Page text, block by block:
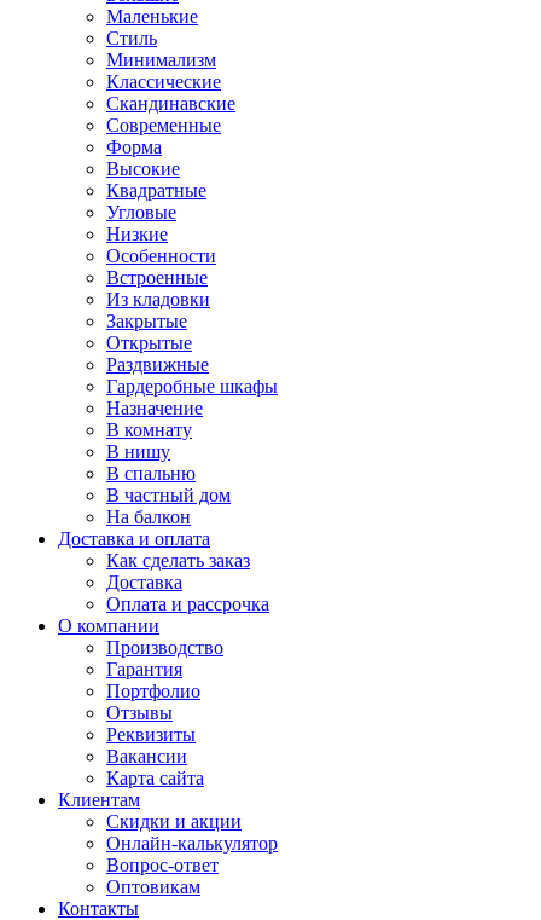
Маленькие
Стиль
Минимализм
Классические
Скандинавские
Современные
Форма
Высокие
Квадратные
Угловые
Низкие
Особенности
Встроенные
Из кладовки
Закрытые
Открытые
Раздвижные
Гардеробные шкафы
Назначение
В комнату
В нишу
В спальню
В частный дом
На балкон
Доставка и оплата
Как сделать заказ
Доставка
Оплата и рассрочка
О компании
Производство
Гарантия
Портфолио
Отзывы
Реквизиты
Вакансии
Карта сайта
Клиентам
Скидки и акции
Онлайн-калькулятор
Вопрос-ответ
Оптовикам
Контакты